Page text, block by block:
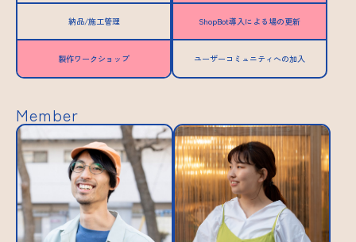
納品/施工管理
製作ワークショップ
ShopBot導入による場の更新
ユーザーコミュニティへの加入
Member